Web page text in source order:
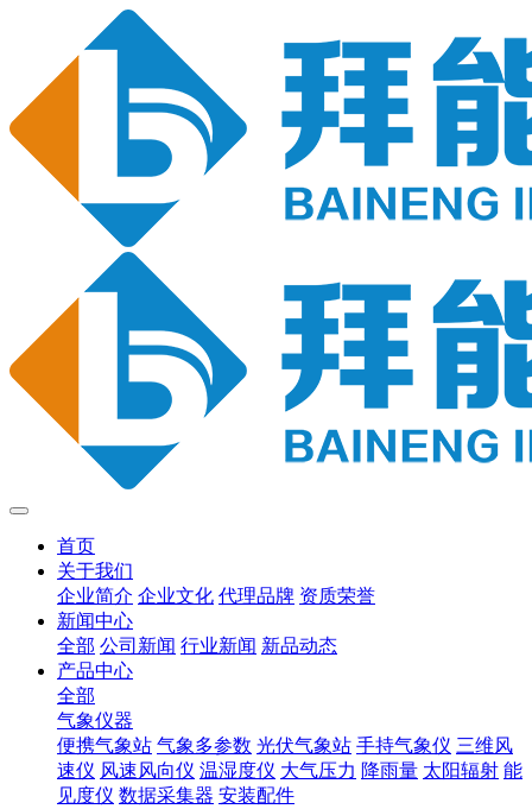
首页
关于我们
企业简介 企业文化 代理品牌 资质荣誉
新闻中心
全部 公司新闻 行业新闻 新品动态
产品中心
全部
气象仪器
便携气象站 气象多参数 光伏气象站 手持气象仪 三维风
速仪 风速风向仪 温湿度仪 大气压力 降雨量 太阳辐射 能
见度仪 数据采集器 安装配件